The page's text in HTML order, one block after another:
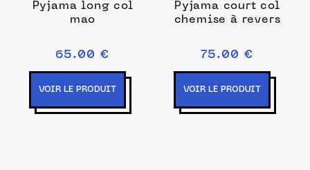
Pyjama long col
mao
65.00 €
VOIR LE PRODUIT
Pyjama court col
chemise à revers
75.00 €
VOIR LE PRODUIT